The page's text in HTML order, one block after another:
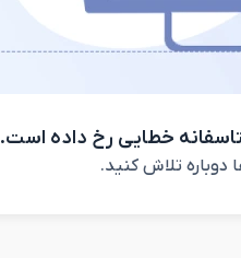
خطایی رخ داده است.
دوباره تلاش کنید.